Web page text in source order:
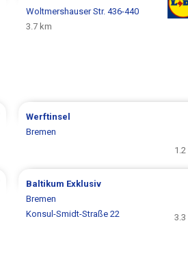
Woltmershauser Str. 436-440
3.7 km
Werftinsel
Bremen
Baltikum Exklusiv
Bremen
Konsul-Smidt-Straße 22
3.3